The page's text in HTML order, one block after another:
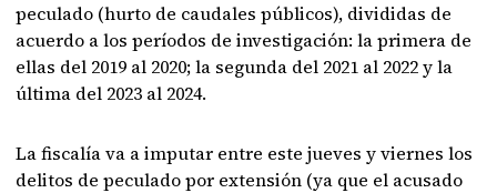
peculado (hurto de caudales públicos), divididas de
acuerdo a los períodos de investigación: la primera de
ellas del 2019 al 2020; la segunda del 2021 al 2022 y la
última del 2023 al 2024.
La fiscalía va a imputar entre este jueves y viernes los
delitos de peculado por extensión (ya que el acusado